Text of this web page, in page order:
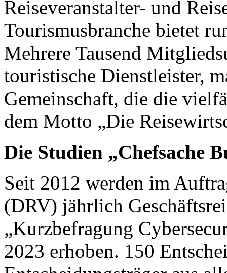
Reiseveranstalter- und
Tourismusbranche bietet
Mehrere Tausend
touristische Dienstleister,
Gemeinschaft, die die
dem Motto „Die
Die Studien „Chefsache
Seit 2012 werden im
(DRV) jährlich
„Kurzbefragung
2023 erhoben. 150